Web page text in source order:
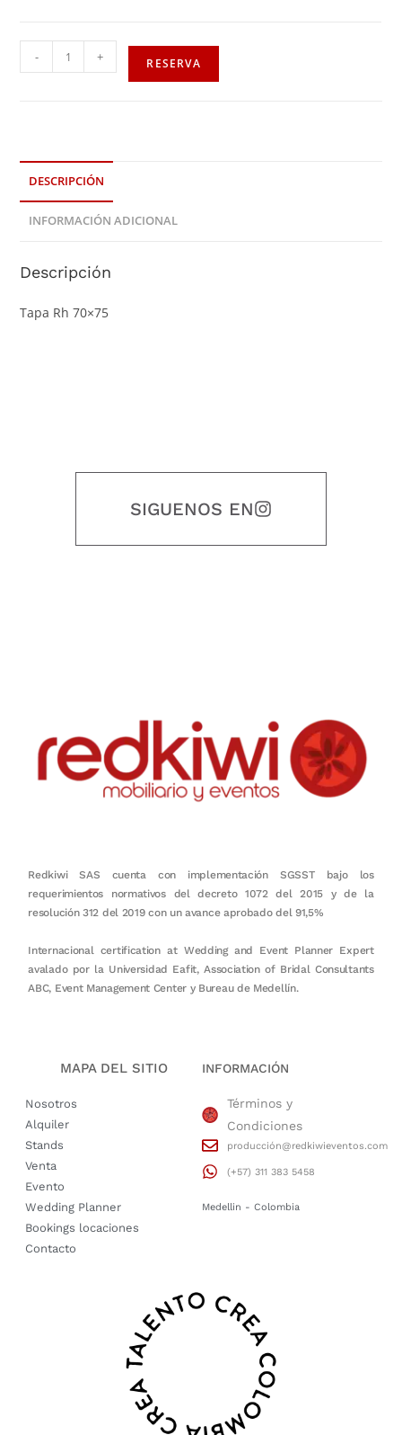
- + RESERVA
DESCRIPCIÓN
INFORMACIÓN ADICIONAL
Descripción
Tapa Rh 70×75
SIGUENOS EN
Redkiwi SAS cuenta con implementación SGSST bajo los
requerimientos normativos del decreto 1072 del 2015 y de la
resolución 312 del 2019 con un avance aprobado del 91,5%
Internacional certification at Wedding and Event Planner Expert
avalado por la Universidad Eafit, Association of Bridal Consultants
ABC, Event Management Center y Bureau de Medellín.
MAPA DEL SITIO
Nosotros
Alquiler
Stands
Venta
Evento
Wedding Planner
Bookings locaciones
Contacto
INFORMACIÓN
Términos y
Condiciones
producción@redkiwieventos.com
(+57) 311 383 5458
Medellin - Colombia